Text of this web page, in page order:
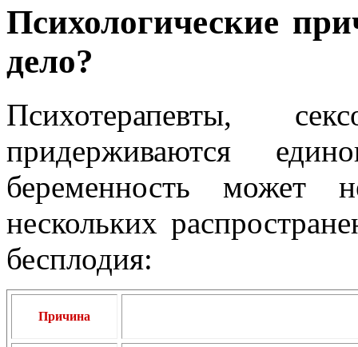
Психологические
дело?
Психотерапевты,
придерживаются
беременность
нескольких
бесплодия:
Причина